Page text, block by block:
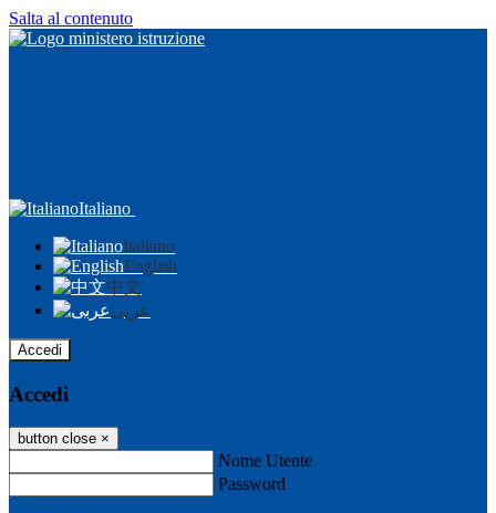
Salta al contenuto
Italiano
Italiano
English
中文
عربى
Accedi
Accedi
button close ×
Nome Utente
Password